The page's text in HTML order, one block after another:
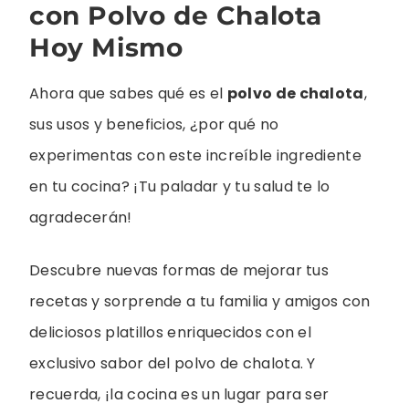
con Polvo de Chalota
Hoy Mismo
Ahora que sabes qué es el polvo de chalota,
sus usos y beneficios, ¿por qué no
experimentas con este increíble ingrediente
en tu cocina? ¡Tu paladar y tu salud te lo
agradecerán!
Descubre nuevas formas de mejorar tus
recetas y sorprende a tu familia y amigos con
deliciosos platillos enriquecidos con el
exclusivo sabor del polvo de chalota. Y
recuerda, ¡la cocina es un lugar para ser